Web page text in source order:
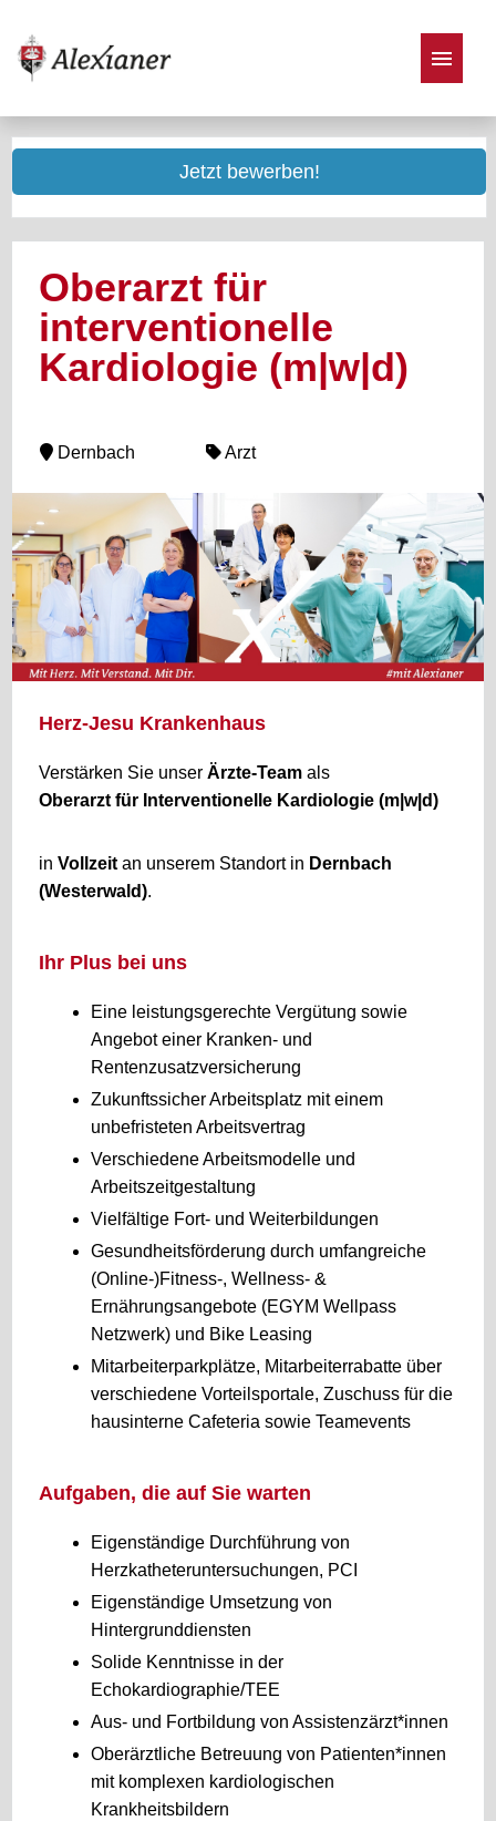
Stellenangebote
Jetzt bewerben!
Oberarzt für
interventionelle
Kardiologie (m|w|d)
Dernbach Arzt
Herz-Jesu Krankenhaus
Verstärken Sie unser Ärzte-Team als
Oberarzt für Interventionelle Kardiologie (m|w|d)
in Vollzeit an unserem Standort in Dernbach
(Westerwald).
Ihr Plus bei uns
Eine leistungsgerechte Vergütung sowie
Angebot einer Kranken- und
Rentenzusatzversicherung
Zukunftssicher Arbeitsplatz mit einem
unbefristeten Arbeitsvertrag
Verschiedene Arbeitsmodelle und
Arbeitszeitgestaltung
Vielfältige Fort- und Weiterbildungen
Gesundheitsförderung durch umfangreiche
(Online-)Fitness-, Wellness- &
Ernährungsangebote (EGYM Wellpass
Netzwerk) und Bike Leasing
Mitarbeiterparkplätze, Mitarbeiterrabatte über
verschiedene Vorteilsportale, Zuschuss für die
hausinterne Cafeteria sowie Teamevents
Aufgaben, die auf Sie warten
Eigenständige Durchführung von
Herzkatheteruntersuchungen, PCI
Eigenständige Umsetzung von
Hintergrunddiensten
Solide Kenntnisse in der
Echokardiographie/TEE
Aus- und Fortbildung von Assistenzärzt*innen
Oberärztliche Betreuung von Patienten*innen
mit komplexen kardiologischen
Krankheitsbildern